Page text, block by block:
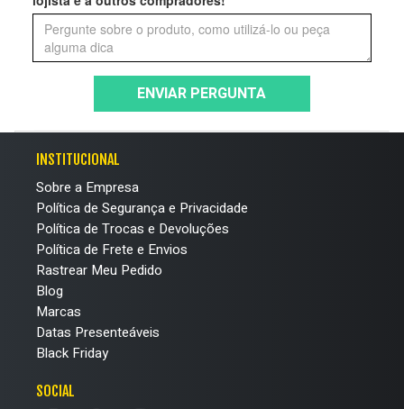
ENVIAR PERGUNTA
INSTITUCIONAL
Sobre a Empresa
Política de Segurança e Privacidade
Política de Trocas e Devoluções
Política de Frete e Envios
Rastrear Meu Pedido
Blog
Marcas
Datas Presenteáveis
Black Friday
SOCIAL